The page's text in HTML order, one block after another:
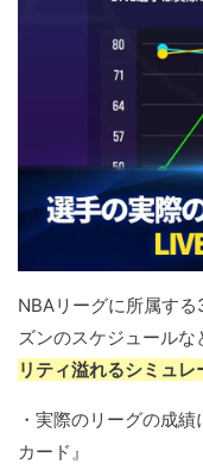
NBAリーグに所属す
ズンのスケジュールな
リティ溢れるシミュ
・実際のリーグの成
カード』